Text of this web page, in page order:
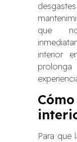
que
interior
Para que